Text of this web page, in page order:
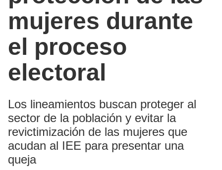
mujeres durante
el proceso
electoral
Los lineamientos buscan proteger al
sector de la población y evitar la
revictimización de las mujeres que
acudan al IEE para presentar una
queja